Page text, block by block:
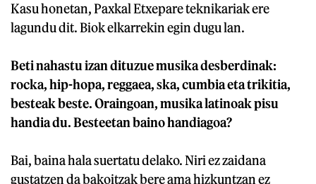
Kasu honetan, Paxkal Etxepare teknikariak ere
lagundu dit. Biok elkarrekin egin dugu lan.
Beti nahastu izan dituzue musika desberdinak:
rocka, hip-hopa, reggaea, ska, cumbia eta trikitia,
besteak beste. Oraingoan, musika latinoak pisu
handia du. Besteetan baino handiagoa?
Bai, baina hala suertatu delako. Niri ez zaidana
gustatzen da bakoitzak bere ama hizkuntzan ez